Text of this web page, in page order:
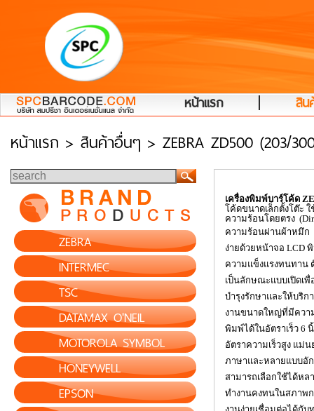
หน้าแรก | สิน
หน้าแรก > สินค้าอื่นๆ > ZEBRA ZD500 (203/
ZEBRA
INTERMEC
TSC
DATAMAX O'NEIL
MOTOROLA SYMBOL
HONEYWELL
EPSON
เครื่องพิมพ์บาร์โค้ด
โค้ดขนาดเล็กตั้งโต๊ะ ใ
ความร้อนโดยตรง (
ความร้อนผ่านผ้าหมึก
ง่ายด้วยหน้าจอ LCD
ความแข็งแรงทนทาน
เป็นลักษณะแบบเปิดเพื่
บำรุงรักษาและให้บริ
งานขนาดใหญ่ที่มีควา
พิมพ์ได้ในอัตราเร็ว 6
อัตราความเร็วสูง แม่
ภาษาและหลายแบบอั
สามารถเลือกใช้ได้ห
ทำงานคงทนในสภาพ